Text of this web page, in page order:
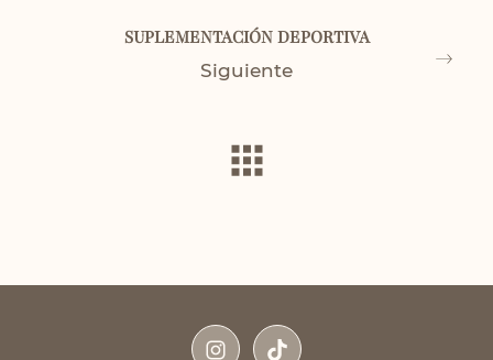
SUPLEMENTACIÓN DEPORTIVA
Siguiente